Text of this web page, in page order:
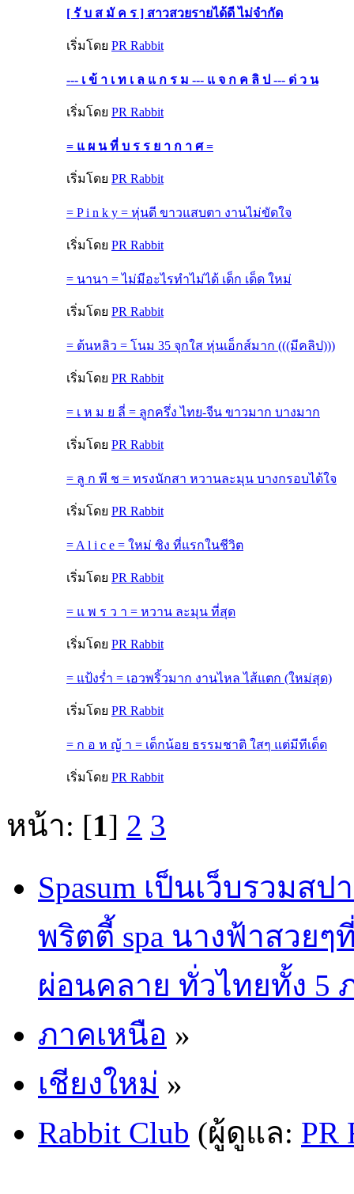
[ รั บ ส มั ค ร ] สาวสวยรายได้ดี ไม่จำกัด
เริ่มโดย PR Rabbit
--- เ ข้ า เ ท เ ล แ ก ร ม --- แ จ ก ค ลิ ป --- ด่ ว น
เริ่มโดย PR Rabbit
= แ ผ น ที่ บ ร ร ย า ก า ศ =
เริ่มโดย PR Rabbit
= P i n k y = หุ่นดี ขาวแสบตา งานไม่ขัดใจ
เริ่มโดย PR Rabbit
= นานา = ไม่มีอะไรทำไม่ได้ เด็ก เด็ด ใหม่
เริ่มโดย PR Rabbit
= ต้นหลิว = โนม 35 จุกใส หุ่นเอ็กส์มาก (((มีคลิป)))
เริ่มโดย PR Rabbit
= เ ห ม ย ลี่ = ลูกครึ่ง ไทย-จีน ขาวมาก บางมาก
เริ่มโดย PR Rabbit
= ลู ก พี ช = ทรงนักสา หวานละมุน บางกรอบได้ใจ
เริ่มโดย PR Rabbit
= A l i c e = ใหม่ ซิง ที่แรกในชีวิต
เริ่มโดย PR Rabbit
= แ พ ร ว า = หวาน ละมุน ที่สุด
เริ่มโดย PR Rabbit
= แป้งร่ำ = เอวพริ้วมาก งานไหล ไส้แตก (ใหม่สุด)
เริ่มโดย PR Rabbit
= ก อ ห ญ้ า = เด็กน้อย ธรรมชาติ ใสๆ แต่มีทีเด็ด
เริ่มโดย PR Rabbit
หน้า: [1] 2 3
Spasum เป็นเว็บรวม
พริตตี้ spa นางฟ้าสวย
ผ่อนคลาย ทั่วไทยทั้ง 5
ภาคเหนือ »
เชียงใหม่ »
Rabbit Club (ผู้ดูแล: PR